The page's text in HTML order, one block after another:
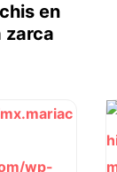
en
zarca